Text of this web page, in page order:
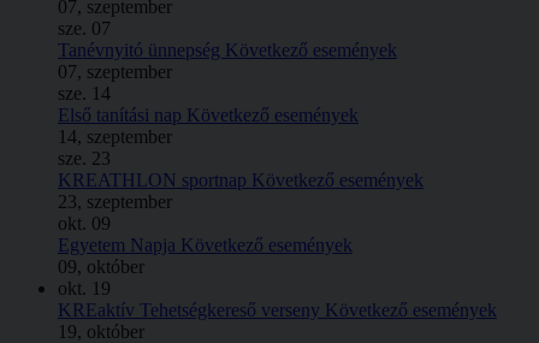
07, szeptember
sze. 07
Tanévnyitó ünnepség Következő események
07, szeptember
sze. 14
Első tanítási nap Következő események
14, szeptember
sze. 23
KREATHLON sportnap Következő események
23, szeptember
okt. 09
Egyetem Napja Következő események
09, október
okt. 19
KREaktív Tehetségkereső verseny Következő események
19, október